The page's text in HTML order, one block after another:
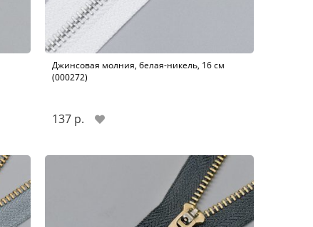
Джинсовая молния, белая-никель, 16 см
(000272)
137 р.